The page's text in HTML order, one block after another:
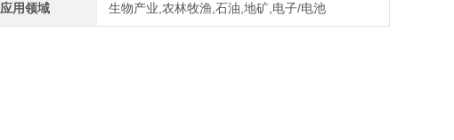
应用领域 生物产业,农林牧渔,石油,地矿,电子/电池